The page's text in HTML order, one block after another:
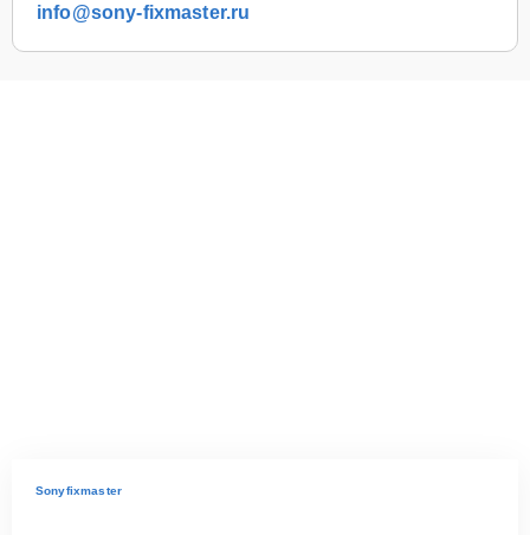
info@sony-fixmaster.ru
Sonyfixmaster